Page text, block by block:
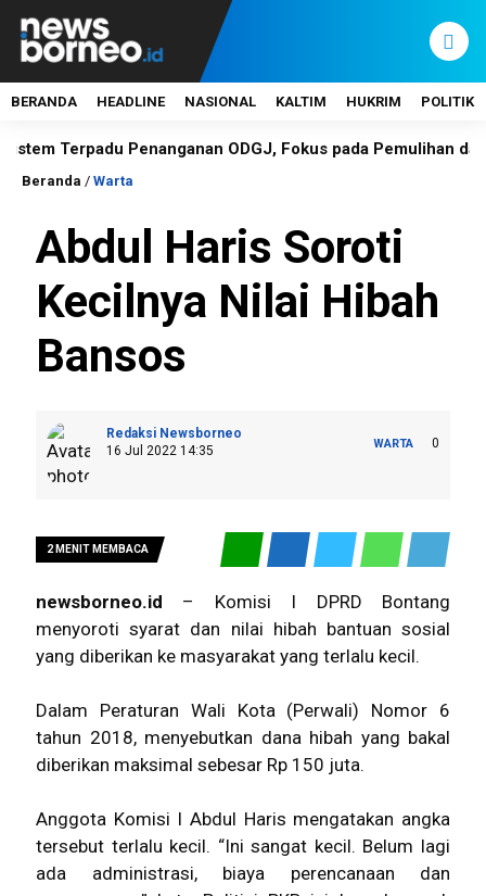
BERANDA HEADLINE NASIONAL KALTIM HUKRIM POLITIK
Penanganan ODGJ, Fokus pada Pemulihan dan
Beranda / Warta
Abdul Haris Soroti
Kecilnya Nilai Hibah
Bansos
Redaksi Newsborneo
16 Jul 2022 14:35
WARTA 0
2 MENIT MEMBACA
newsborneo.id – Komisi I DPRD Bontang
menyoroti syarat dan nilai hibah bantuan sosial
yang diberikan ke masyarakat yang terlalu kecil.
Dalam Peraturan Wali Kota (Perwali) Nomor 6
tahun 2018, menyebutkan dana hibah yang bakal
diberikan maksimal sebesar Rp 150 juta.
Anggota Komisi I Abdul Haris mengatakan angka
tersebut terlalu kecil. “Ini sangat kecil. Belum lagi
ada administrasi, biaya perencanaan dan